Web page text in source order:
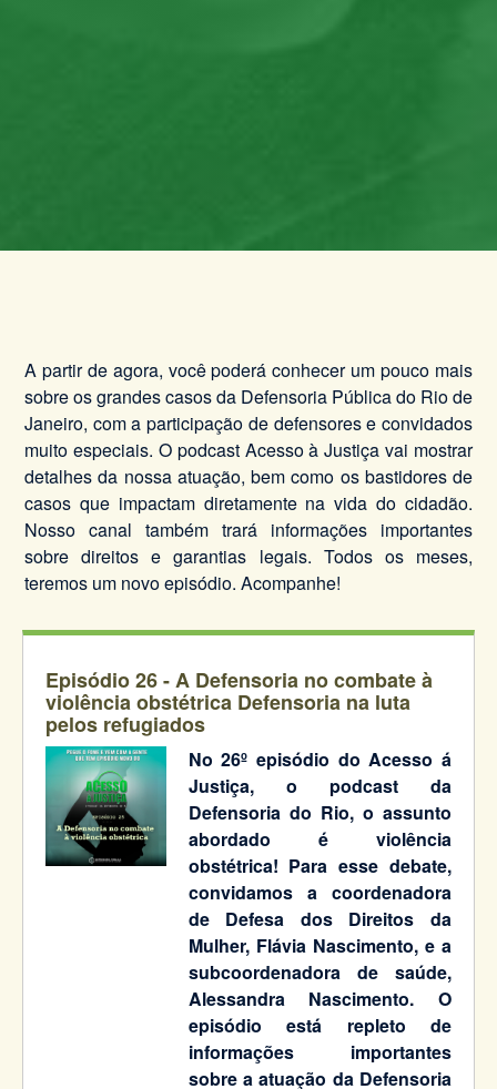
A partir de agora, você poderá conhecer um pouco mais
sobre os grandes casos da Defensoria Pública do Rio de
Janeiro, com a participação de defensores e convidados
muito especiais. O podcast Acesso à Justiça vai mostrar
detalhes da nossa atuação, bem como os bastidores de
casos que impactam diretamente na vida do cidadão.
Nosso canal também trará informações importantes
sobre direitos e garantias legais. Todos os meses,
teremos um novo episódio. Acompanhe!
Episódio 26 - A Defensoria no combate à
violência obstétrica Defensoria na luta
pelos refugiados
No 26º episódio do Acesso á
Justiça, o podcast da
Defensoria do Rio, o assunto
abordado é violência
obstétrica! Para esse debate,
convidamos a coordenadora
de Defesa dos Direitos da
Mulher, Flávia Nascimento, e a
subcoordenadora de saúde,
Alessandra Nascimento. O
episódio está repleto de
informações importantes
sobre a atuação da Defensoria